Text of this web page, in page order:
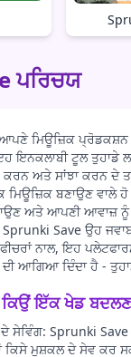
ਪਰਿਚਯ
ਆਪਣੇ ਮਿਊਜ਼ਿਕ
ਇਨਕਲਾਬੀ ਟੂਲ ਤੁਹਾਡੇ
ਕਰਨ ਅਤੇ ਸਾਂਝਾ ਕਰਨ ਦੇ
ਮਿਊਜ਼ਿਕ ਬਣਾਉਣ ਵਾਲੇ
ਅਤੇ ਆਪਣੀ ਆਵਾਜ਼ ਨੂੰ
Save ਉਹ
ਨਾਲ, ਇਹ
ਆਗਿਆ ਦਿੰਦਾ ਹੈ -
ਇੱਕ ਖੇਡ ਬਦਲਣ
ਸੇਵਿੰਗ: Sprunki
ਕਿਸੇ ਮੁਸ਼ਕਲ ਦੇ ਸੇਵ ਕਰ